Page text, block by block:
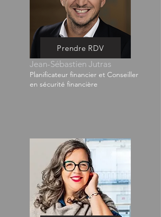
Prendre RDV
Jean-Sébastien Jutras
Planificateur financier et Conseiller
en sécurité financière